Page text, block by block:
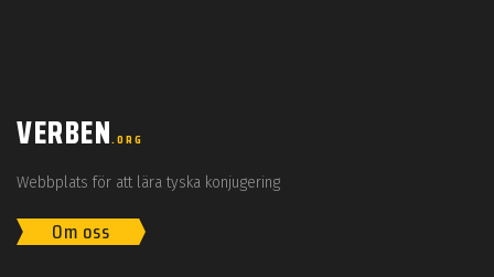
VERBEN.ORG
Webbplats för att lära tyska konjugering
Om oss